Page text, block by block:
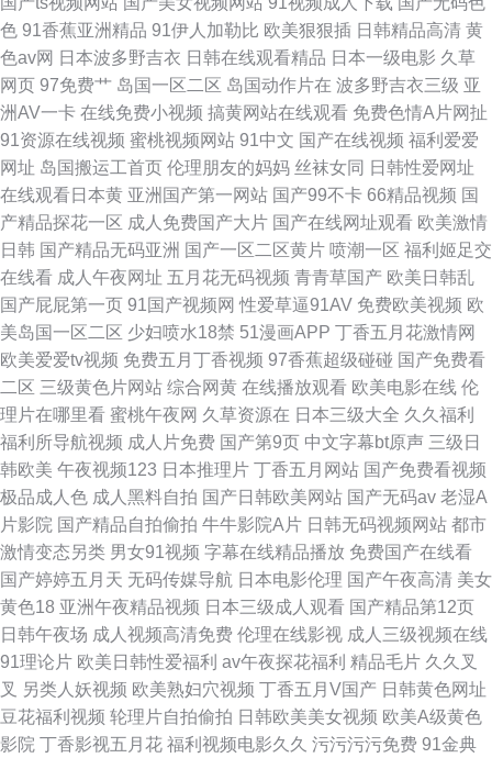
色 91香蕉亚洲精品 91伊人加勒比 欧美狠狠插 日韩精品高清 黄
色av网 日本波多野吉衣 日韩在线观看精品 日本一级电影 久草
网页 97免费艹 岛国一区二区 岛国动作片在 波多野吉衣三级 亚
洲AV一卡 在线免费小视频 搞黄网站在线观看 免费色情A片网扯
91资源在线视频 蜜桃视频网站 91中文 国产在线视频 福利爱爱
网址 岛国搬运工首页 伦理朋友的妈妈 丝袜女同 日韩性爱网址
在线观看日本黄 亚洲国产第一网站 国产99不卡 66精品视频 国
产精品探花一区 成人免费国产大片 国产在线网址观看 欧美激情
日韩 国产精品无码亚洲 国产一区二区黄片 喷潮一区 福利姬足交
在线看 成人午夜网址 五月花无码视频 青青草国产 欧美日韩乱
国产屁屁第一页 91国产视频网 性爱草逼91AV 免费欧美视频 欧
美岛国一区二区 少妇喷水18禁 51漫画APP 丁香五月花激情网
欧美爱爱tv视频 免费五月丁香视频 97香蕉超级碰碰 国产免费看
二区 三级黄色片网站 综合网黄 在线播放观看 欧美电影在线 伦
理片在哪里看 蜜桃午夜网 久草资源在 日本三级大全 久久福利
福利所导航视频 成人片免费 国产第9页 中文字幕bt原声 三级日
韩欧美 午夜视频123 日本推理片 丁香五月网站 国产免费看视频
极品成人色 成人黑料自拍 国产日韩欧美网站 国产无码av 老湿A
片影院 国产精品自拍偷拍 牛牛影院A片 日韩无码视频网站 都市
激情变态另类 男女91视频 字幕在线精品播放 免费国产在线看
国产婷婷五月天 无码传媒导航 日本电影伦理 国产午夜高清 美女
黄色18 亚洲午夜精品视频 日本三级成人观看 国产精品第12页
日韩午夜场 成人视频高清免费 伦理在线影视 成人三级视频在线
91理论片 欧美日韩性爱福利 av午夜探花福利 精品毛片 久久叉
叉 另类人妖视频 欧美熟妇穴视频 丁香五月V国产 日韩黄色网址
豆花福利视频 轮理片自拍偷拍 日韩欧美美女视频 欧美A级黄色
影院 丁香影视五月花 福利视频电影久久 污污污污免费 91金典